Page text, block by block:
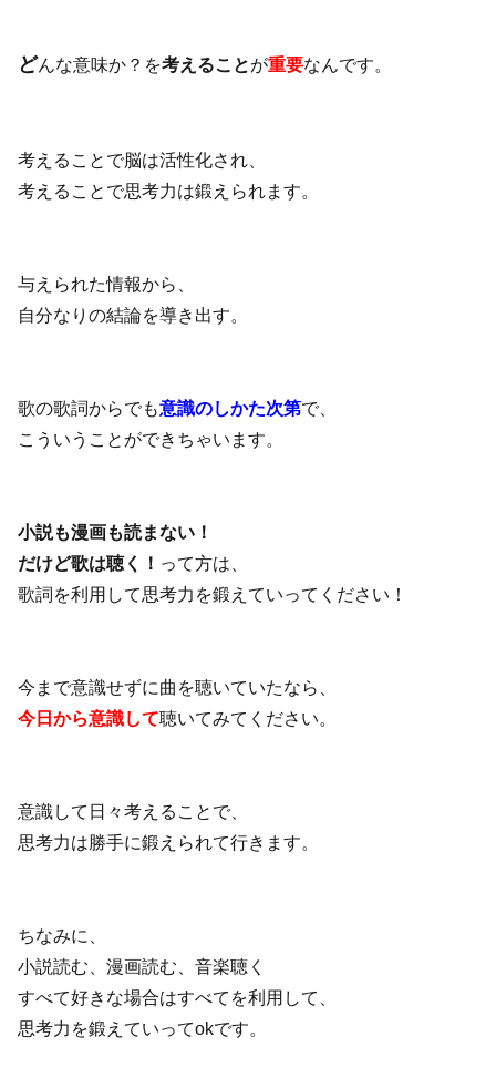
どんな意味か？を考えることが重要なんです。
考えることで脳は活性化され、
考えることで思考力は鍛えられます。
与えられた情報から、
自分なりの結論を導き出す。
歌の歌詞からでも意識のしかた次第で、
こういうことができちゃいます。
小説も漫画も読まない！
だけど歌は聴く！ って方は、
歌詞を利用して思考力を鍛えていってください！
今まで意識せずに曲を聴いていたなら、
今日から意識して聴いてみてください。
意識して日々考えることで、
思考力は勝手に鍛えられて行きます。
ちなみに、
小説読む、漫画読む、音楽聴く
すべて好きな場合はすべてを利用して、
思考力を鍛えていってokです。